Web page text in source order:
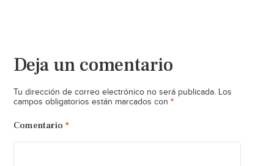
Deja un comentario
Tu dirección de correo electrónico no será publicada. Los
campos obligatorios están marcados con *
Comentario *